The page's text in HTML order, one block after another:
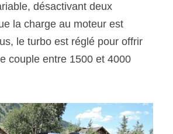
désactivant deux
la charge au moteur est
le turbo est réglé pour offrir
couple entre 1500 et 4000